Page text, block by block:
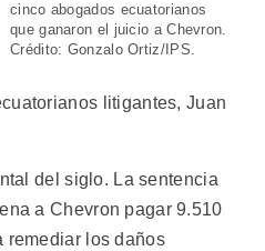
cinco abogados ecuatorianos
que ganaron el juicio a Chevron.
Crédito: Gonzalo Ortiz/IPS.
litigantes, Juan
del siglo. La sentencia
a Chevron pagar 9.510
remediar los daños